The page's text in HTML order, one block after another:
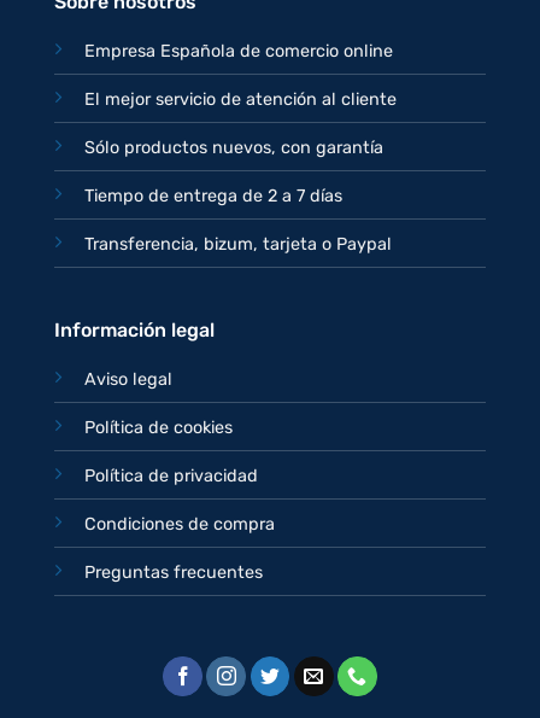
Empresa Española de comercio online
El mejor servicio de atención al cliente
Sólo productos nuevos, con garantía
Tiempo de entrega de 2 a 7 días
Transferencia, bizum, tarjeta o Paypal
Información legal
Aviso legal
Política de cookies
Política de privacidad
Condiciones de compra
Preguntas frecuentes